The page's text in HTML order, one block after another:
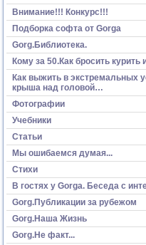
Внимание!!! Конкурс!!!
Подборка софта от Gorga
Gorg.Библиотека.
Кому за 50.Как бросить
Как выжить в экстремальных
крыша над головой…
Фотографии
Учебники
Статьи
Мы ошибаемся думая...
Стихи
В гостях у Gorga. Беседа с
Gorg.Публикации за рубежом
Gorg.Наша Жизнь
Gorg.Не факт...